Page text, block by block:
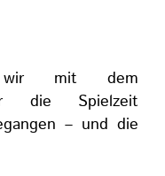
mit dem
die Spielzeit
– und die